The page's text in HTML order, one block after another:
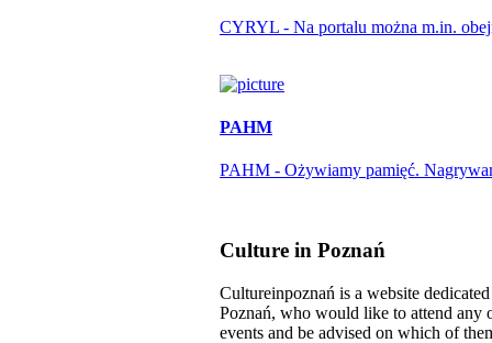
CYRYL - Na portalu można m.in.
PAHM
PAHM - Ożywiamy pamięć.
Culture in Poznań
Cultureinpoznań is a website
Poznań, who would like to attend any
events and be advised on which of